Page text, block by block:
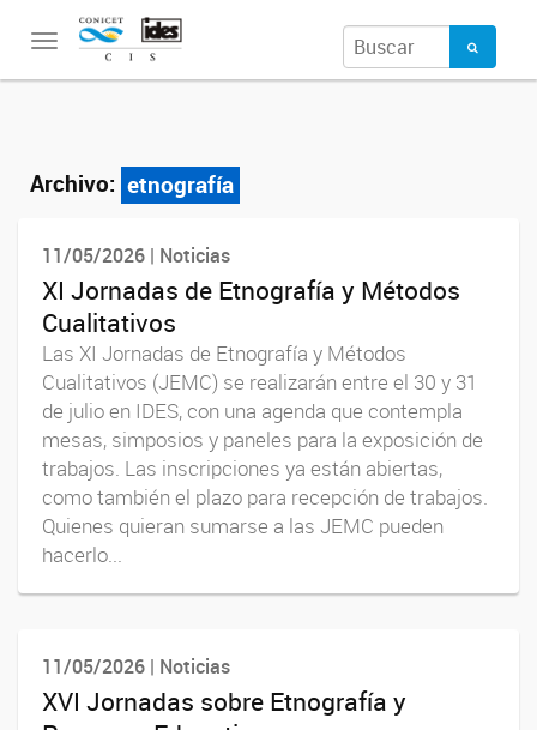
Toggle
Archivo: etnografía
11/05/2026 | Noticias
XI Jornadas de Etnografía y Métodos
Cualitativos
Las XI Jornadas de Etnografía y Métodos
Cualitativos (JEMC) se realizarán entre el 30 y 31
de julio en IDES, con una agenda que contempla
mesas, simposios y paneles para la exposición de
trabajos. Las inscripciones ya están abiertas,
como también el plazo para recepción de trabajos.
Quienes quieran sumarse a las JEMC pueden
hacerlo...
11/05/2026 | Noticias
XVI Jornadas sobre Etnografía y